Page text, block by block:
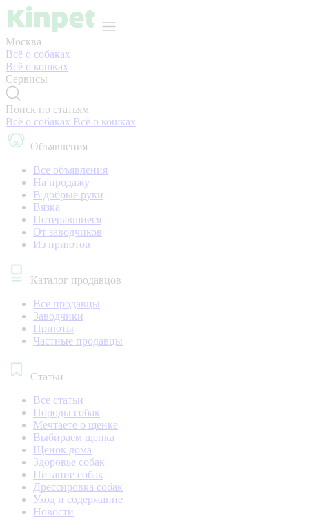
Москва
Всё о собаках
Всё о кошках
Сервисы
Поиск по статьям
Всё о собаках Всё о кошках
Объявления
Все объявления
На продажу
В добрые руки
Вязка
Потерявшиеся
От заводчиков
Из приютов
Каталог продавцов
Все продавцы
Заводчики
Приюты
Частные продавцы
Статьи
Все статьи
Породы собак
Мечтаете о щенке
Выбираем щенка
Щенок дома
Здоровье собак
Питание собак
Дрессировка собак
Уход и содержание
Новости